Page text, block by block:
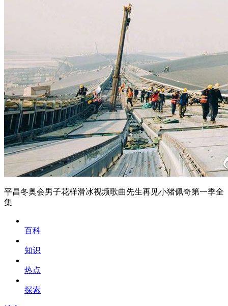
平昌冬奥会男子花样滑冰视频歌曲先生再见小猪佩奇第一季全
集
百科
知识
热点
探索